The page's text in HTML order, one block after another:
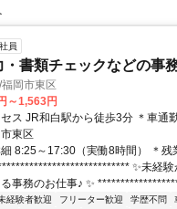
員
・書類チェックなどの事
岡市東区
～1,563円
ス JR和白駅から徒歩3分 ＊車通
東区
8:25～17:30（実働8時間） ＊残
✨未経験
事務のお仕事♪ ✨
経験者歓迎 フリーター歓迎 学歴不問